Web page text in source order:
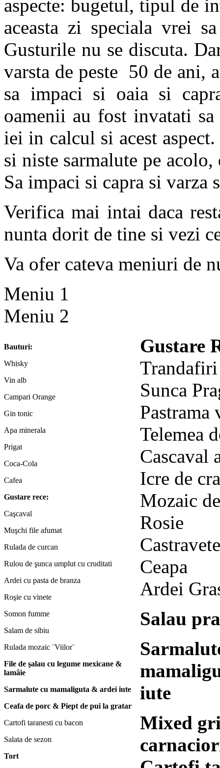
aspecte: bugetul, tipul de
aceasta zi speciala vrei
Gusturile nu se discuta.
varsta de peste 50 de ani,
sa impaci si oaia si
oamenii au fost invatati
iei in calcul si acest
si niste sarmalute pe
Sa impaci si capra si varza
Verifica mai intai daca
nunta dorit de tine si vezi
Va ofer cateva meniuri de
Meniu 2
Bauturi:
Whisky
Vin alb
Campari Orange
Gin tonic
Apa minerala
Prigat
Coca-Cola
Cafea
Gustare rece:
Caşcaval
Muşchi file afumat
Rulada de curcan
Rulou de şunca umplut cu cruditati
Ardei cu pasta de branza
Roşie cu vinete
Somon fumme
Salam de sibiu
Rulada mozaic ¨Viilor¨
File de şalau cu legume mexicane &
lamâie
Sarmalute cu mamaliguta & ardei iute
Ceafa de porc & Piept de pui la gratar
Cartofi taranesti cu bacon
Salata de sezon
Tort
Gustare
Sunca
Pastrama
Telemea
Cascaval
Icre de
Mozaic
Rosie
Ceapa
Ardei
Salau
iute
Mixed